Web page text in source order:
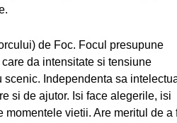
de Foc. Focul presupune
da intensitate si tensiune
Independenta sa
si de ajutor. Isi face alegerile, isi
vietii. Are meritul de a